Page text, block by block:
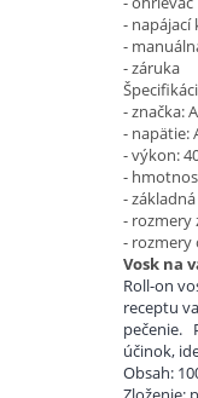
- napájací
-
- záruka
- značka:
- napätie:
- výkon:
-
-
- rozmery
- rozmery
Vosk na
Roll-on
receptu
pečenie.
účinok,
Obsah: